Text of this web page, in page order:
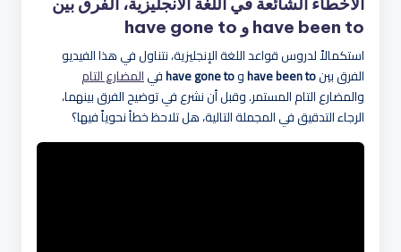
have been to و have gone to
استكمالاً لدروس قواعد اللغة الإنجليزية، نتناول في هذا الفيديو
الفرق بينhave been toوhave gone toفيالمضارع التام
والمضارع التام المستمر. وقبل أن نشرع في توضيح الفرق بينهما،
الرجاء التدقيق في المجملة التالية، هل تلاحظ خطأ نحوياً فيها؟